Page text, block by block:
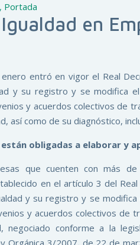
, Portada
en
entró en vigor el Real
y su registro y se modifica
y acuerdos colectivos de
así como de su diagnóstico,
están obligadas a elaborar y
que cuenten con más de
en el artículo 3 del
y su registro y se
y acuerdos colectivos de
negociado conforme a la
Orgánica 3/2007, de 22 de